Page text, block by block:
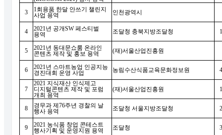
3 1회용품 한달 안쓰기 챌린지
사업 용역
인천광역시
4 2021년 공개SW페스티벌
용역
조달청 충북지방조달청
5 2021년 동대문쇼룸 온라인
콘텐츠 제작 및 홍보 용역
(재)서울산업진흥원
6 2021년 스마트농업 인공지능
경진대회 운영 사업
농림수산식품교육문화정보원
7
2021 지식재산 인식제고
디지털콘텐츠 제작 및 포럼
개최 용역
(재)서울산업진흥원
8 경무과 제 76주년 경찰의 날
행사 용역
조달청 서울지방조달청
9 2021 농식품 창업 콘테스트
행사기획 및 운영지원 용역
조달청